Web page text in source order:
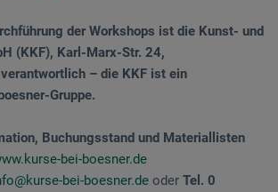
der Workshops ist die Kunst- und
(KKF), Karl-Marx-Str. 24,
– die KKF ist ein
Gruppe.
Buchungsstand und Materiallisten
bei-boesner.de
bei-boesner.de oder Tel. 0